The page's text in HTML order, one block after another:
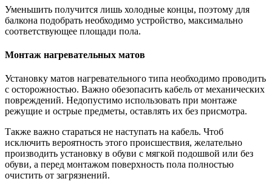
Уменьшить получится лишь холодные концы, поэтому для
балкона подобрать необходимо устройство, максимально
соответствующее площади пола.
Монтаж нагревательных матов
Установку матов нагревательного типа необходимо проводить
с осторожностью. Важно обезопасить кабель от механических
повреждений. Недопустимо использовать при монтаже
режущие и острые предметы, оставлять их без присмотра.
Также важно стараться не наступать на кабель. Чтоб
исключить вероятность этого происшествия, желательно
производить установку в обуви с мягкой подошвой или без
обуви, а перед монтажом поверхность пола полностью
очистить от загрязнений.